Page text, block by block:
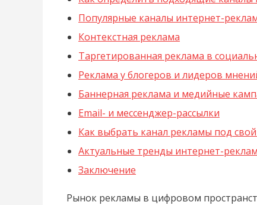
Популярные каналы интернет-
Контекстная реклама
Таргетированная реклама в
Реклама у блогеров и лидеров
Баннерная реклама и медийные
Email- и мессенджер-рассылки
Как выбрать канал рекламы под
Актуальные тренды интернет-
Заключение
Рынок рекламы в цифровом